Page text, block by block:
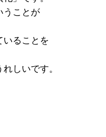
うことが
いることを
しいです。